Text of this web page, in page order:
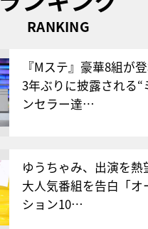
RANKING
『Mステ』豪華8組が
3年ぶりに披露される“
ンセラー達…
ゆうちゃみ、出演を熱
大人気番組を告白「オ
ション10…